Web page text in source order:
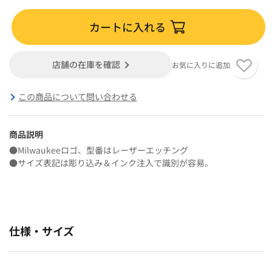
カートに入れる
店舗の在庫を確認 お気に入りに追加
この商品について問い合わせる
商品説明
●Milwaukeeロゴ、型番はレーザーエッチング
●サイズ表記は彫り込み＆インク注入で識別が容易。
仕様・サイズ